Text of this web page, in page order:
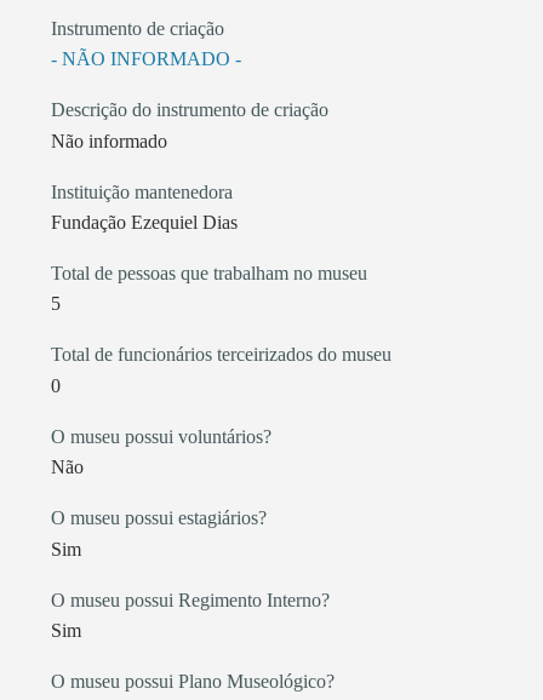
Instrumento de criação
- NÃO INFORMADO -
Descrição do instrumento de criação
Não informado
Instituição mantenedora
Fundação Ezequiel Dias
Total de pessoas que trabalham no museu
5
Total de funcionários terceirizados do museu
0
O museu possui voluntários?
Não
O museu possui estagiários?
Sim
O museu possui Regimento Interno?
Sim
O museu possui Plano Museológico?